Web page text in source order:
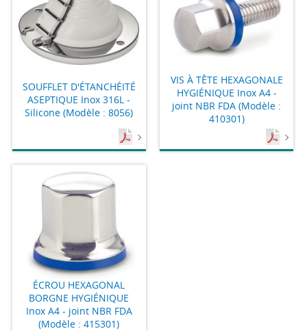
SOUFFLET D'ÉTANCHÉITÉ
ASEPTIQUE Inox 316L -
Silicone (Modèle : 8056)
VIS À TÊTE HEXAGONALE
HYGIÉNIQUE Inox A4 -
joint NBR FDA (Modèle :
410301)
ÉCROU HEXAGONAL
BORGNE HYGIÉNIQUE
Inox A4 - joint NBR FDA
(Modèle : 415301)